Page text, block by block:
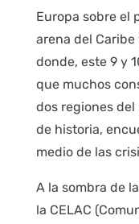
Europa sobre el
arena del
donde, este 9 y
que muchos
dos regiones
de historia,
medio de las
A la sombra de
la CELAC